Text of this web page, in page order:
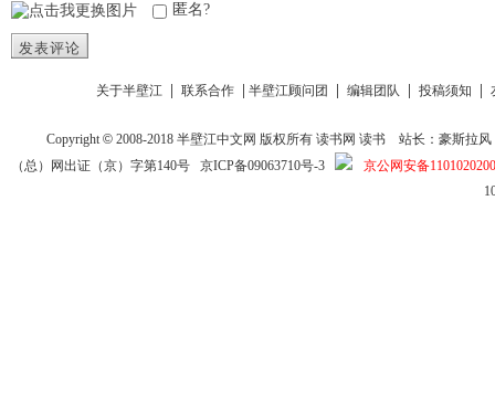
匿名?
发表评论
关于半壁江 联系合作 半壁江顾问团 编辑团队 投稿须知
Copyright © 2008-2018半壁江中文网 版权所有读书网 读书
站长：豪斯拉风
（总）网出证（京）字第140号 京ICP备09063710号-3
京公网安备